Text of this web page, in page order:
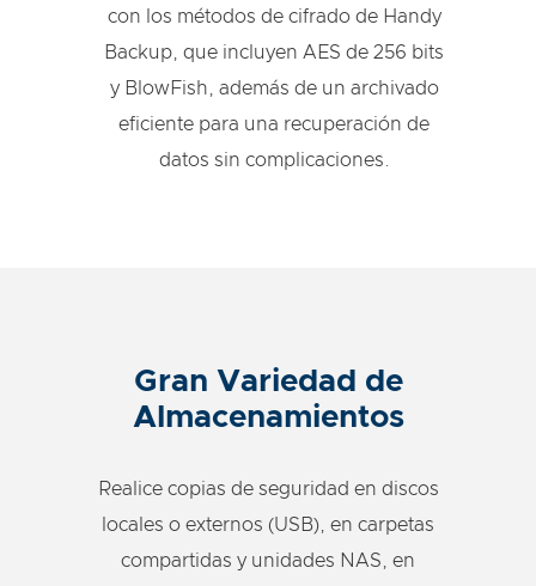
con los métodos de cifrado de Handy
Backup, que incluyen AES de 256 bits
y BlowFish, además de un archivado
eficiente para una recuperación de
datos sin complicaciones.
Gran Variedad de
Almacenamientos
Realice copias de seguridad en discos
locales o externos (USB), en carpetas
compartidas y unidades NAS, en